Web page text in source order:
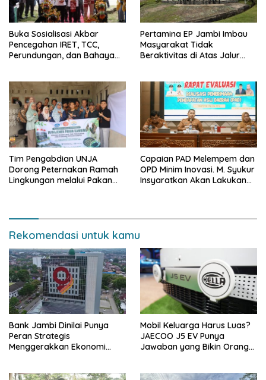
Buka Sosialisasi Akbar
Pencegahan IRET, TCC,
Perundungan, dan Bahaya
bisa jaga diri, 60% masa
depan sudah ada di tangan”
Pertamina EP Jambi Imbau
Masyarakat Tidak
Beraktivitas di Atas Jalur
Tim Pengabdian UNJA
Dorong Peternakan Ramah
Lingkungan melalui Pakan
Capaian PAD Melempem dan
OPD Minim Inovasi. M. Syukur
Insyaratkan Akan Lakukan
Rekomendasi untuk kamu
Bank Jambi Dinilai Punya
Peran Strategis
Menggerakkan Ekonomi
Mobil Keluarga Harus Luas?
JAECOO J5 EV Punya
Jawaban yang Bikin Orang